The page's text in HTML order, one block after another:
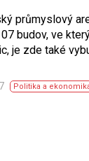
průmyslový
budov, ve
je zde také
Politika a